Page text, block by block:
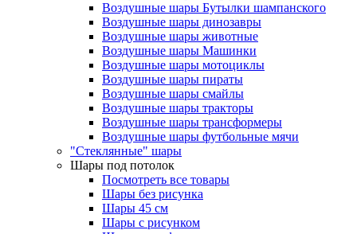
Воздушные шары Бутылки шампанского
Воздушные шары динозавры
Воздушные шары животные
Воздушные шары Машинки
Воздушные шары мотоциклы
Воздушные шары пираты
Воздушные шары смайлы
Воздушные шары тракторы
Воздушные шары трансформеры
Воздушные шары футбольные мячи
"Стеклянные" шары
Шары под потолок
Посмотреть все товары
Шары без рисунка
Шары 45 см
Шары с рисунком